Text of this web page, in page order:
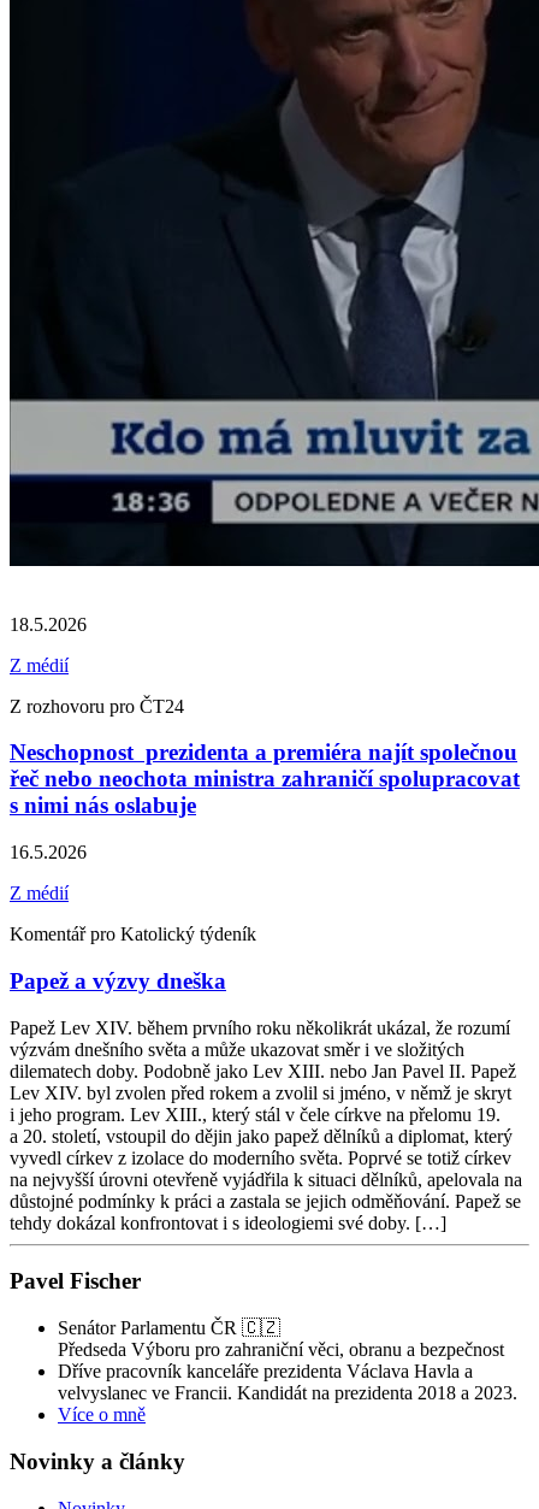
18.5.2026
Z médií
Z rozhovoru pro ČT24
Neschopnost prezidenta a premiéra najít společnou
řeč nebo neochota ministra zahraničí spolupracovat
s nimi nás oslabuje
16.5.2026
Z médií
Komentář pro Katolický týdeník
Papež a výzvy dneška
Papež Lev XIV. během prvního roku několikrát ukázal, že rozumí
výzvám dnešního světa a může ukazovat směr i ve složitých
dilematech doby. Podobně jako Lev XIII. nebo Jan Pavel II. Papež
Lev XIV. byl zvolen před rokem a zvolil si jméno, v němž je skryt
i jeho program. Lev XIII., který stál v čele církve na přelomu 19.
a 20. století, vstoupil do dějin jako papež dělníků a diplomat, který
vyvedl církev z izolace do moderního světa. Poprvé se totiž církev
na nejvyšší úrovni otevřeně vyjádřila k situaci dělníků, apelovala na
důstojné podmínky k práci a zastala se jejich odměňování. Papež se
tehdy dokázal konfrontovat i s ideologiemi své doby. […]
Pavel Fischer
Senátor Parlamentu ČR 🇨🇿
Předseda Výboru pro zahraniční věci, obranu a bezpečnost
Dříve pracovník kanceláře prezidenta Václava Havla a
velvyslanec ve Francii. Kandidát na prezidenta 2018 a 2023.
Více o mně
Novinky a články